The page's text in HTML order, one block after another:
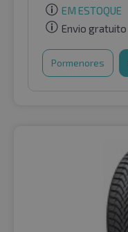
EM ESTOQUE
Envio gratuito
Pormenores